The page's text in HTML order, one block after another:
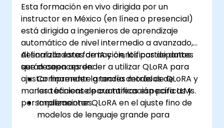
Esta formación en vivo dirigida por un
instructor en México (en línea o presencial)
está dirigida a ingenieros de aprendizaje
automático de nivel intermedio a avanzado,
desarrolladores de IA y científicos de datos
que deseen aprender a utilizar QLoRA para
ajustar finamente grandes modelos de
manera eficiente para tareas específicas y
personalizaciones.
Al finalizar esta formación, los participantes
serán capaces de:
Comprender la teoría detrás de QLoRA y
las técnicas de cuantificación para LLMs.
Implementar QLoRA en el ajuste fino de
modelos de lenguaje grande para